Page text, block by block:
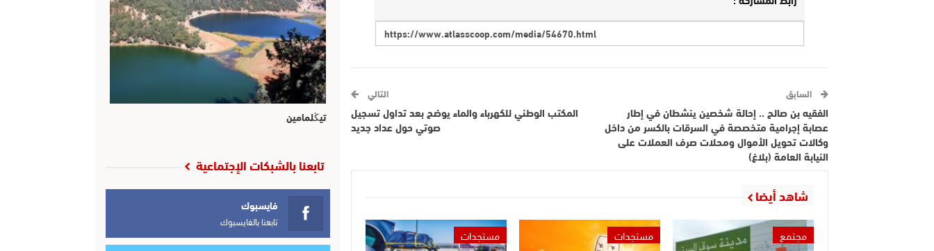
السابق
الفقيه بن صالح .. إحالة شخصين ينشطان في إطار
عصابة إجرامية متخصصة في السرقات بالكسر من داخل
وكالات تحويل الأموال ومحلات صرف العملات على
النيابة العامة (بلاغ)
التالي
المكتب الوطني للكهرباء والماء يوضح بعد تداول تسجيل
صوتي حول عداد جديد
شاهد أيضا
مجتمع مستجدات مستجدات
تيڭلمامين
تابعنا بالشبكات الإجتماعية
فايسبوك
تابعنا بالفايسبوك